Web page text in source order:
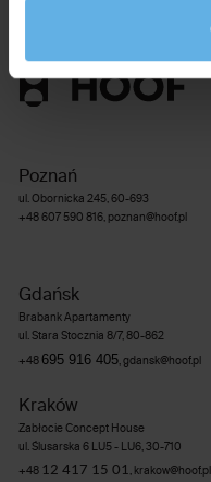
Poznań
ul. Obornicka 245, 60-693
+48 607 590 816, poznan@hoof.pl
Gdańsk
Brabank Apartamenty
ul. Stara Stocznia 8/7, 80-862
+48 695 916 405,gdansk@hoof.pl
Kraków
Zabłocie Concept House
ul. Ślusarska 6 LU5 - LU6, 30-710
+48 12 417 15 01 , krakow@hoof.pl